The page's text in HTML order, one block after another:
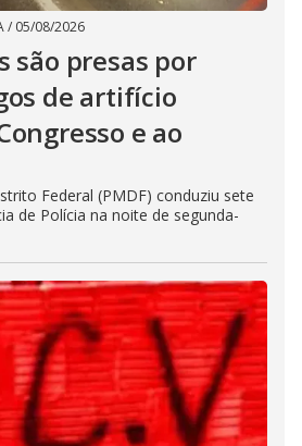
/ 05/08/2026
são presas por
de artifício
e ao
Federal (PMDF) conduziu sete
de Polícia na noite de segunda-